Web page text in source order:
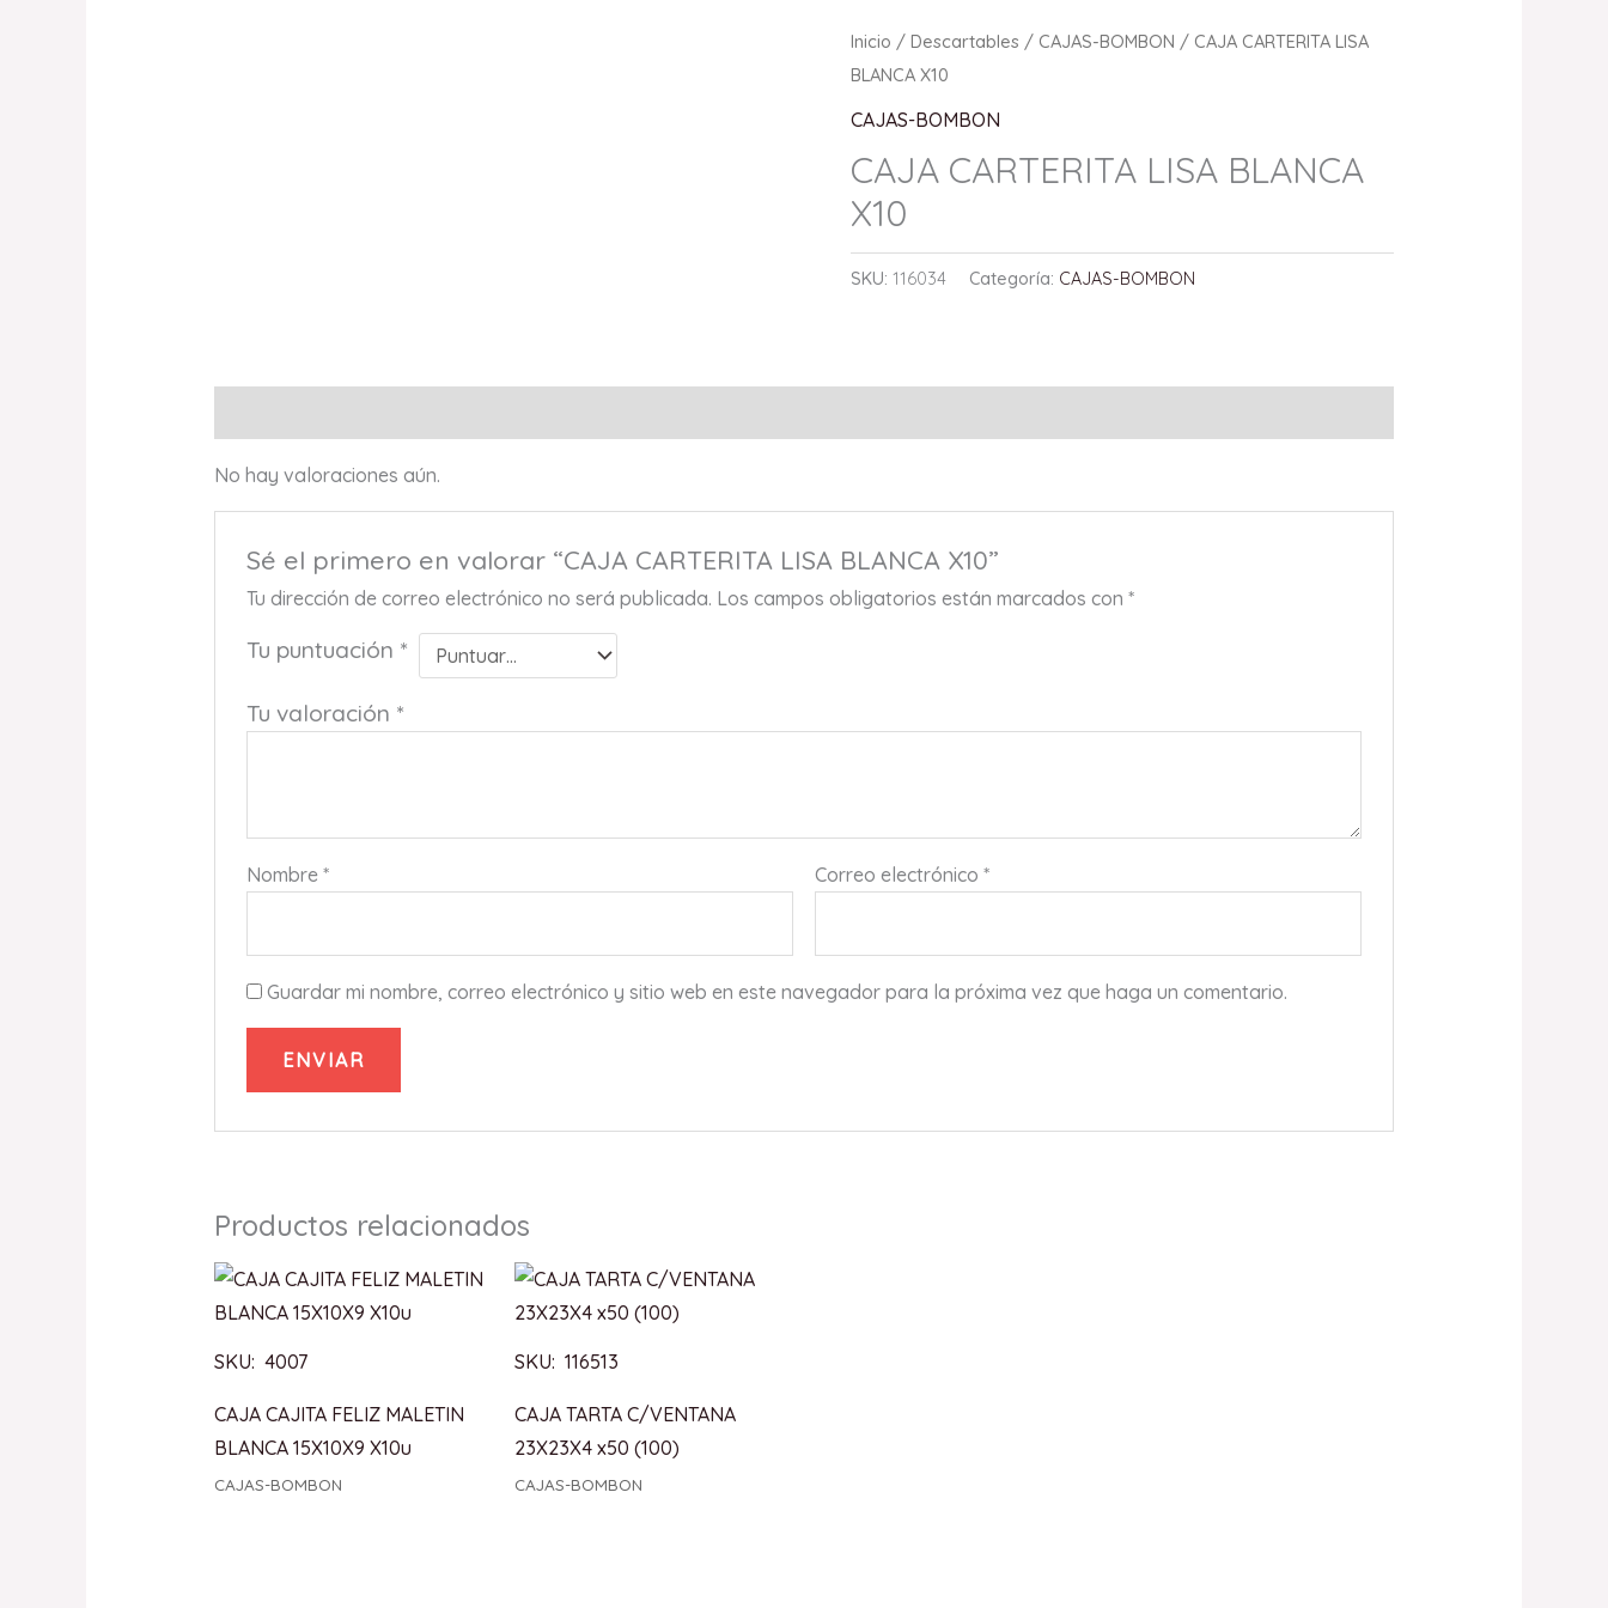
Inicio /Descartables / CAJAS-BOMBON / CAJA CARTERITA LISA
BLANCA X10
CAJAS-BOMBON
CAJA CARTERITA LISA BLANCA
X10
SKU:116034 Categoría: CAJAS-BOMBON
No hay valoraciones aún.
Sé el primero en valorar “CAJA CARTERITA LISA BLANCA X10”
Tu dirección de correo electrónico no será publicada. Los campos obligatorios están marcados con*
Tu puntuación *
Tu valoración *
Nombre* Correo electrónico*
Guardar mi nombre, correo electrónico y sitio web en este navegador para la próxima vez que haga un comentario.
Productos relacionados
SKU: 4007
CAJA CAJITA FELIZ MALETIN
BLANCA 15X10X9 X10u
CAJAS-BOMBON
SKU: 116513
CAJA TARTA C/VENTANA
23X23X4 x50 (100)
CAJAS-BOMBON